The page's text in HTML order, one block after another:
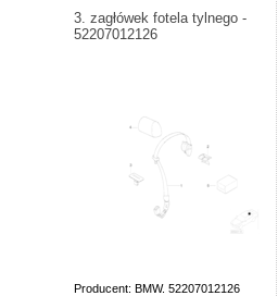
3. zagłówek fotela tylnego -
52207012126
Producent: BMW. 52207012126